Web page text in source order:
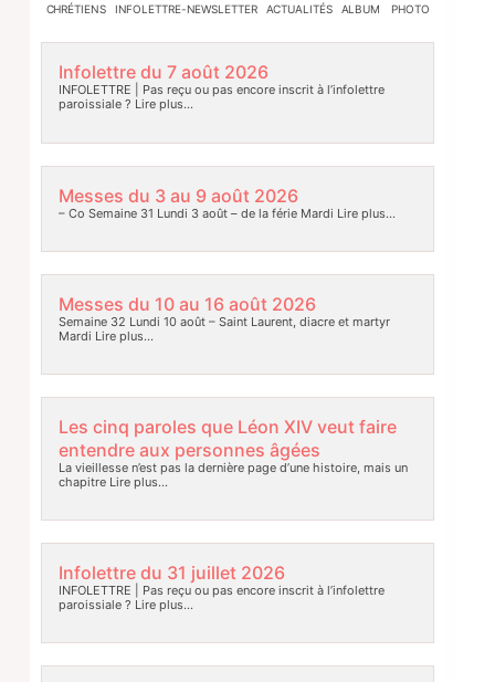
CHRÉTIENS INFOLETTRE-NEWSLETTER ACTUALITÉS ALBUM PHOTO
Infolettre du 7 août 2026
INFOLETTRE | Pas reçu ou pas encore inscrit à l’infolettre
paroissiale ? Lire plus…
Messes du 3 au 9 août 2026
– Co Semaine 31 Lundi 3 août – de la férie Mardi Lire plus…
Messes du 10 au 16 août 2026
Semaine 32 Lundi 10 août – Saint Laurent, diacre et martyr
Mardi Lire plus…
Les cinq paroles que Léon XIV veut faire
entendre aux personnes âgées
La vieillesse n’est pas la dernière page d’une histoire, mais un
chapitreLire plus…
Infolettre du 31 juillet 2026
INFOLETTRE | Pas reçu ou pas encore inscrit à l’infolettre
paroissiale ? Lire plus…